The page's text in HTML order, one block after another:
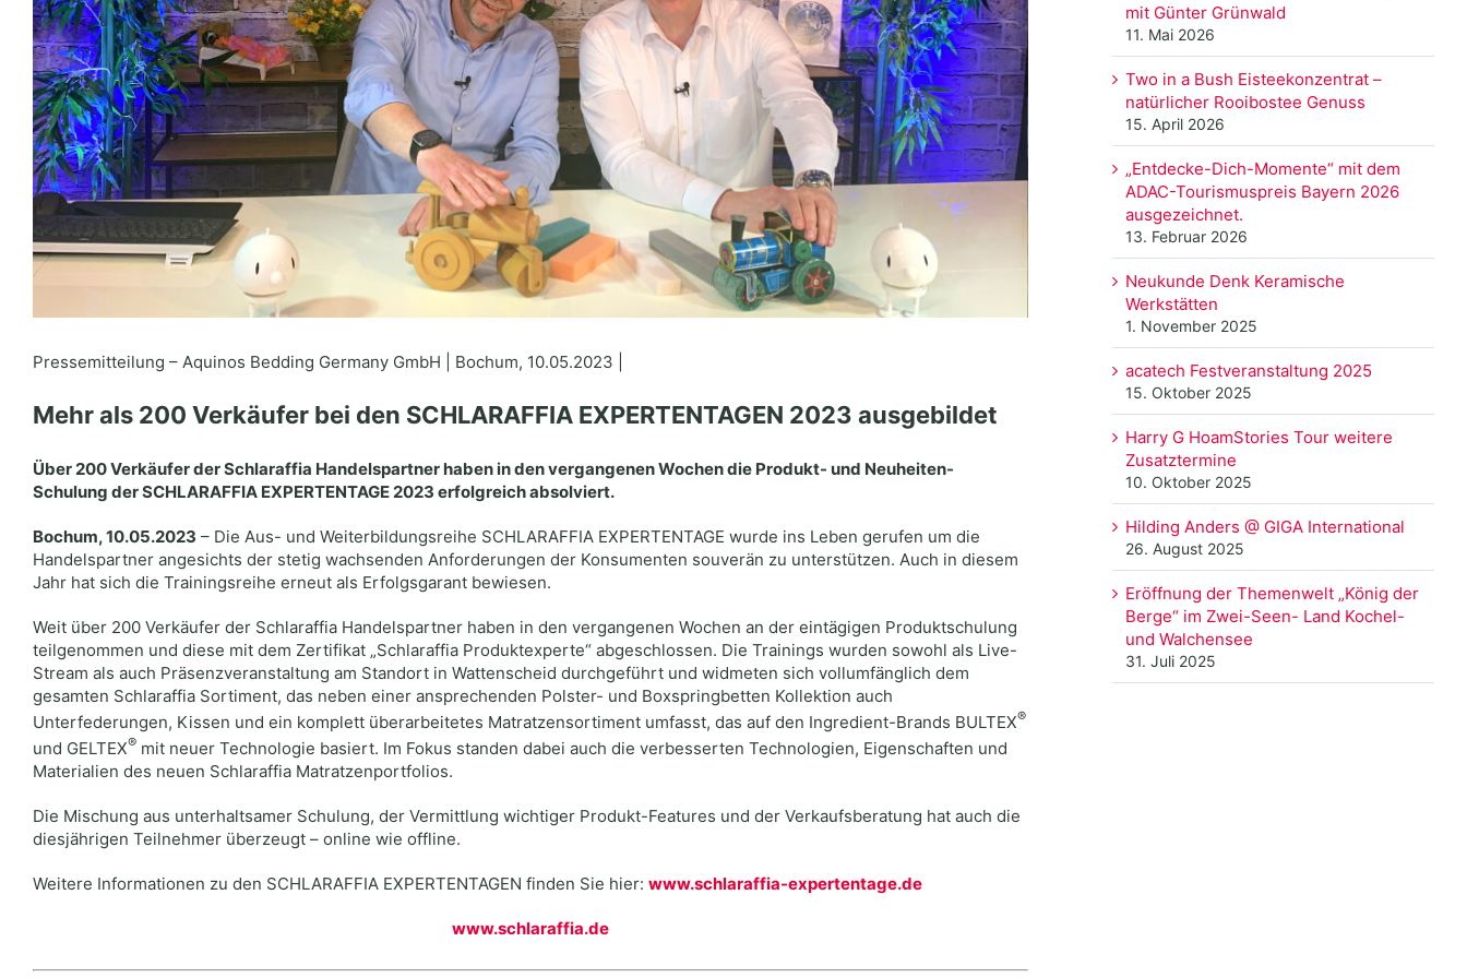
Pressemitteilung – Aquinos Bedding Germany GmbH | Bochum, 10.05.2023 |
Mehr als 200 Verkäufer bei den SCHLARAFFIA EXPERTENTAGEN 2023 ausgebildet
Über 200 Verkäufer der Schlaraffia Handelspartner haben in den vergangenen Wochen die Produkt- und Neuheiten-
Schulung der SCHLARAFFIA EXPERTENTAGE 2023 erfolgreich absolviert.
Bochum, 10.05.2023 – Die Aus- und Weiterbildungsreihe SCHLARAFFIA EXPERTENTAGE wurde ins Leben gerufen um die
Handelspartner angesichts der stetig wachsenden Anforderungen der Konsumenten souverän zu unterstützen. Auch in diesem
Jahr hat sich die Trainingsreihe erneut als Erfolgsgarant bewiesen.
Weit über 200 Verkäufer der Schlaraffia Handelspartner haben in den vergangenen Wochen an der eintägigen Produktschulung
teilgenommen und diese mit dem Zertifikat „Schlaraffia Produktexperte“ abgeschlossen. Die Trainings wurden sowohl als Live-
Stream als auch Präsenzveranstaltung am Standort in Wattenscheid durchgeführt und widmeten sich vollumfänglich dem
gesamten Schlaraffia Sortiment, das neben einer ansprechenden Polster- und Boxspringbetten Kollektion auch
Unterfederungen, Kissen und ein komplett überarbeitetes Matratzensortiment umfasst, das auf den Ingredient-Brands BULTEX®
und GELTEX®mit neuer Technologie basiert. Im Fokus standen dabei auch die verbesserten Technologien, Eigenschaften und
Materialien des neuen Schlaraffia Matratzenportfolios.
Die Mischung aus unterhaltsamer Schulung, der Vermittlung wichtiger Produkt-Features und der Verkaufsberatung hat auch die
diesjährigen Teilnehmer überzeugt – online wie offline.
Weitere Informationen zu den SCHLARAFFIA EXPERTENTAGEN finden Sie hier: www.schlaraffia-expertentage.de
www.schlaraffia.de
mit Günter Grünwald
11. Mai 2026
Two in a Bush Eisteekonzentrat –
natürlicher Rooibostee Genuss
15. April 2026
„Entdecke-Dich-Momente“ mit dem
ADAC-Tourismuspreis Bayern 2026
ausgezeichnet.
13. Februar 2026
Neukunde Denk Keramische
Werkstätten
1. November 2025
acatech Festveranstaltung 2025
15. Oktober 2025
Harry G HoamStories Tour weitere
Zusatztermine
10. Oktober 2025
Hilding Anders @ GIGA International
26. August 2025
Eröffnung der Themenwelt „König der
Berge“ im Zwei-Seen- Land Kochel-
und Walchensee
31. Juli 2025